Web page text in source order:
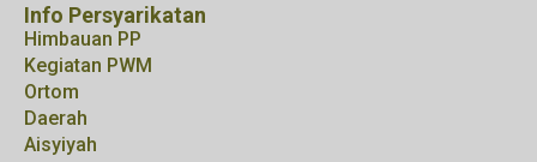
Info Persyarikatan
Himbauan PP
Kegiatan PWM
Ortom
Daerah
Aisyiyah